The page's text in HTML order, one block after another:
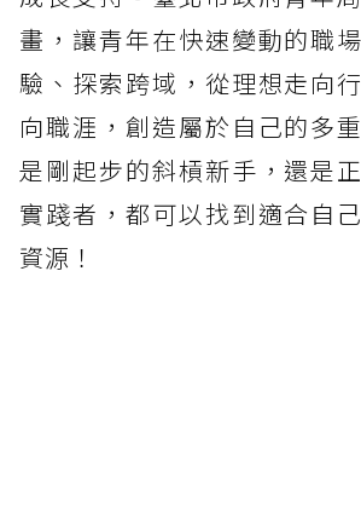
畫，讓青年在快速變動的職
驗、探索跨域，從理想走向
向職涯，創造屬於自己的多
是剛起步的斜槓新手，還是
實踐者，都可以找到適合自
資源！